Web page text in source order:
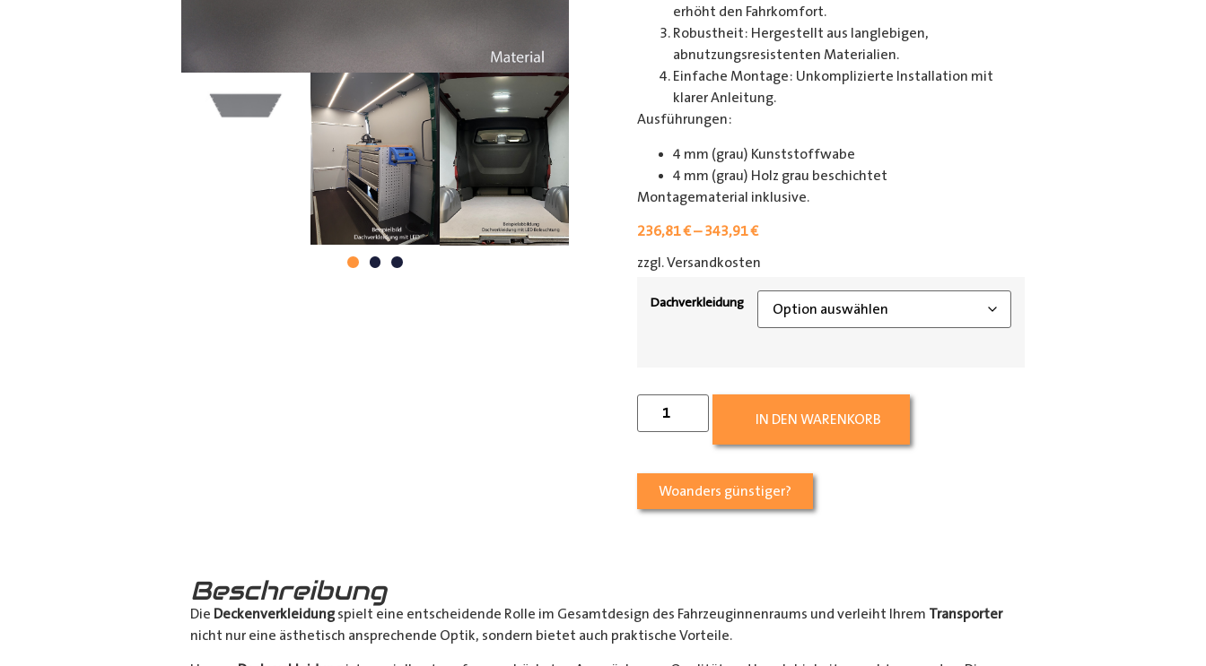
erhöht den Fahrkomfort.
Robustheit: Hergestellt aus langlebigen,
abnutzungsresistenten Materialien.
Einfache Montage: Unkomplizierte Installation mit
klarer Anleitung.
Ausführungen:
4 mm (grau) Kunststoffwabe
4 mm (grau) Holz grau beschichtet
Montagematerial inklusive.
236,81€–343,91€
zzgl. Versandkosten
Dachverkleidung
IN DEN WARENKORB
Woanders günstiger?
Beschreibung
Die Deckenverkleidungspielt eine entscheidende Rolle im Gesamtdesign des Fahrzeuginnenraums und verleiht Ihrem Transporter
nicht nur eine ästhetisch ansprechende Optik, sondern bietet auch praktische Vorteile.